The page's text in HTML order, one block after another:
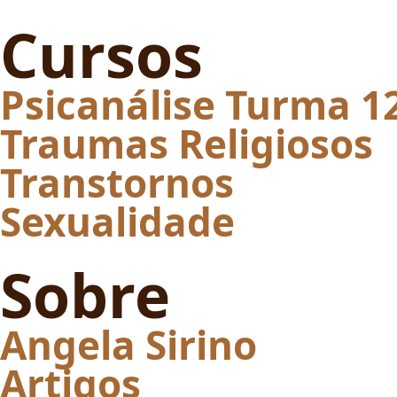
Cursos
Psicanálise Turma
Traumas Religiosos
Transtornos
Sexualidade
Sobre
Angela Sirino
Artigos